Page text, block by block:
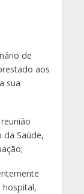
de
aos
sua
da Saúde,